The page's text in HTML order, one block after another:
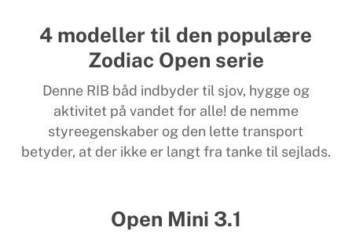
4 modeller til den populære
Zodiac Open serie
Denne RIB båd indbyder til sjov, hygge og
aktivitet på vandet for alle! de nemme
styreegenskaber og den lette transport
betyder, at der ikke er langt fra tanke til sejlads.
Open Mini 3.1